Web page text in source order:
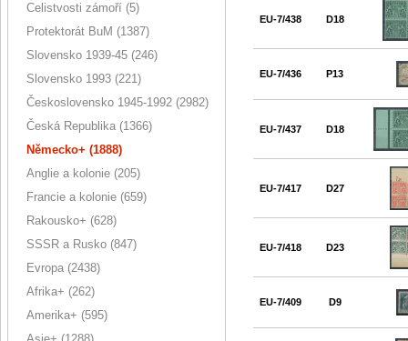
Celistvosti zámoří (5)
Protektorát BuM (1387)
Slovensko 1939-45 (246)
Slovensko 1993 (221)
Československo 1945-1992 (2982)
Česká Republika (1366)
Německo+ (1888)
Anglie a kolonie (205)
Francie a kolonie (659)
Rakousko+ (628)
SSSR a Rusko (847)
Evropa (2438)
Afrika+ (262)
Amerika+ (595)
EU-7/438 D18
EU-7/436 P13
EU-7/437 D18
EU-7/417 D27
EU-7/418 D23
EU-7/409 D9